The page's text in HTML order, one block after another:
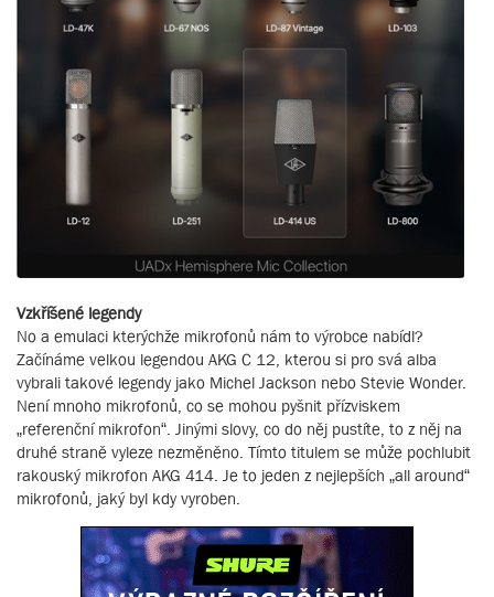
Vzkříšené legendy
No a emulaci kterýchže mikrofonů nám to výrobce nabídl?
Začínáme velkou legendou AKG C 12, kterou si pro svá alba
vybrali takové legendy jako Michel Jackson nebo Stevie Wonder.
Není mnoho mikrofonů, co se mohou pyšnit přízviskem
„referenční mikrofon“. Jinými slovy, co do něj pustíte, to z něj na
druhé straně vyleze nezměněno. Tímto titulem se může pochlubit
rakouský mikrofon AKG 414. Je to jeden z nejlepších „all around“
mikrofonů, jaký byl kdy vyroben.